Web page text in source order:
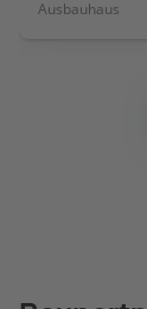
Ausbauhaus